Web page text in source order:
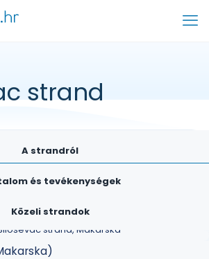
strand
A strandról
és tevékenységek
Közeli strandok